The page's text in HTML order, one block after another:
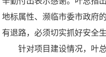
地标属性、濒临市委市政府
有退路，必须切实抓好安全
针对项目建设情况，叶